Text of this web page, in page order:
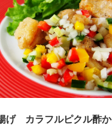
げ カラフルピクル酢か